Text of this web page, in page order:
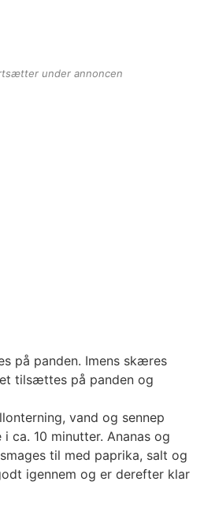
under annoncen
på panden. Imens skæres
tilsættes på panden og
vand og sennep
ca. 10 minutter. Ananas og
til med paprika, salt og
igennem og er derefter klar